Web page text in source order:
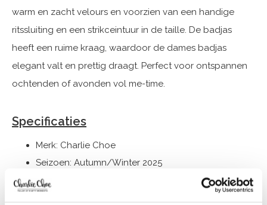
warm en zacht velours en voorzien van een handige
ritssluiting en een strikceintuur in de taille. De badjas
heeft een ruime kraag, waardoor de dames badjas
elegant valt en prettig draagt. Perfect voor ontspannen
ochtenden of avonden vol me-time.
Specificaties
Merk: Charlie Choe
Seizoen: Autumn/Winter 2025
Thema: O-Cozy days